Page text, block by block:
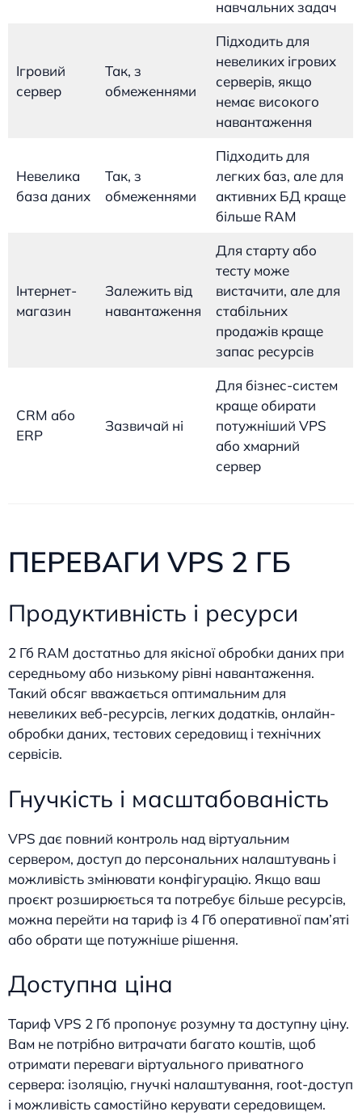
навчальних задач
Ігровий
сервер
Так, з
обмеженнями
Підходить для
невеликих ігрових
серверів, якщо
немає високого
навантаження
Невелика
база даних
Так, з
обмеженнями
Підходить для
легких баз, але для
активних БД краще
більше RAM
Інтернет-
магазин
Залежить від
навантаження
Для старту або
тесту може
вистачити, але для
стабільних
продажів краще
запас ресурсів
CRM або
ERP
Зазвичай ні
Для бізнес-систем
краще обирати
потужніший VPS
або хмарний
сервер
ПЕРЕВАГИ VPS 2 ГБ
Продуктивність і ресурси
2 Гб RAM достатньо для якісної обробки даних при
середньому або низькому рівні навантаження.
Такий обсяг вважається оптимальним для
невеликих веб-ресурсів, легких додатків, онлайн-
обробки даних, тестових середовищ і технічних
сервісів.
Гнучкість і масштабованість
VPS дає повний контроль над віртуальним
сервером, доступ до персональних налаштувань і
можливість змінювати конфігурацію. Якщо ваш
проєкт розширюється та потребує більше ресурсів,
можна перейти на тариф із 4 Гб оперативної пам’яті
або обрати ще потужніше рішення.
Доступна ціна
Тариф VPS 2 Гб пропонує розумну та доступну ціну.
Вам не потрібно витрачати багато коштів, щоб
отримати переваги віртуального приватного
сервера: ізоляцію, гнучкі налаштування, root-доступ
і можливість самостійно керувати середовищем.